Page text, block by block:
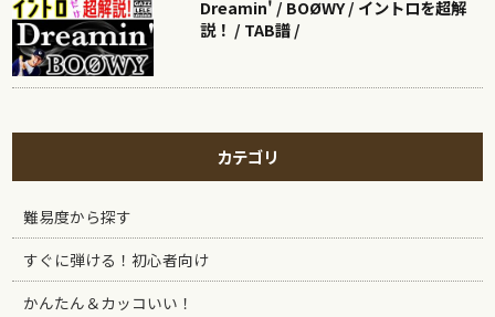
Dreamin' / BOØWY / イントロを超解
説！ / TAB譜 /
カテゴリ
難易度から探す
すぐに弾ける！初心者向け
かんたん＆カッコいい！